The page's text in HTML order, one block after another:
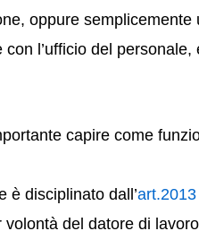
oppure semplicemente
l’ufficio del
capire come
è disciplinato dall’
del datore di